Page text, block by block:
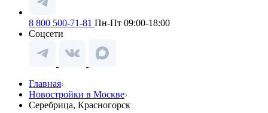
8 800 500-71-81 Пн-Пт 09:00-18:00
Соцсети
Главная
Новостройки в Москве
Серебрица, Красногорск